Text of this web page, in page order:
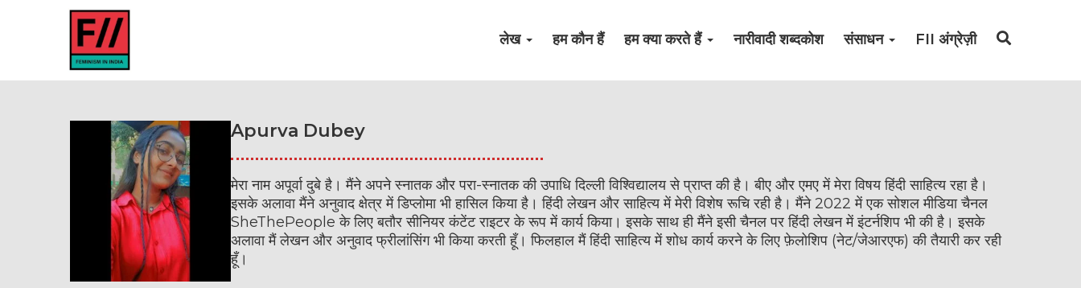
लेख हम कौन हैं हम क्या करते हैं नारीवादी शब्दकोश संसाधन FII अंग्रेज़ी
Apurva Dubey
मेरा नाम अपूर्वा दुबे है। मैंने अपने स्नातक और परा-स्नातक की उपाधि दिल्ली विश्विद्यालय से प्राप्त की है। बीए और एमए में मेरा विषय हिंदी साहित्य रहा है।
इसके अलावा मैंने अनुवाद क्षेत्र में डिप्लोमा भी हासिल किया है। हिंदी लेखन और साहित्य में मेरी विशेष रूचि रही है। मैंने 2022 में एक सोशल मीडिया चैनल
SheThePeople के लिए बतौर सीनियर कंटेंट राइटर के रूप में कार्य किया। इसके साथ ही मैंने इसी चैनल पर हिंदी लेखन में इंटर्नशिप भी की है। इसके
अलावा मैं लेखन और अनुवाद फ्रीलांसिंग भी किया करती हूँ। फिलहाल मैं हिंदी साहित्य में शोध कार्य करने के लिए फ़ेलोशिप (नेट/जेआरएफ) की तैयारी कर रही
हूँ।